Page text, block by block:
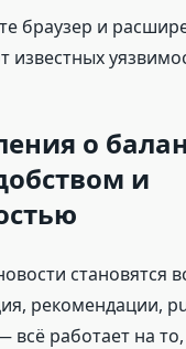
браузер и
известных
о
и
становятся
рекомендации,
всё работает на